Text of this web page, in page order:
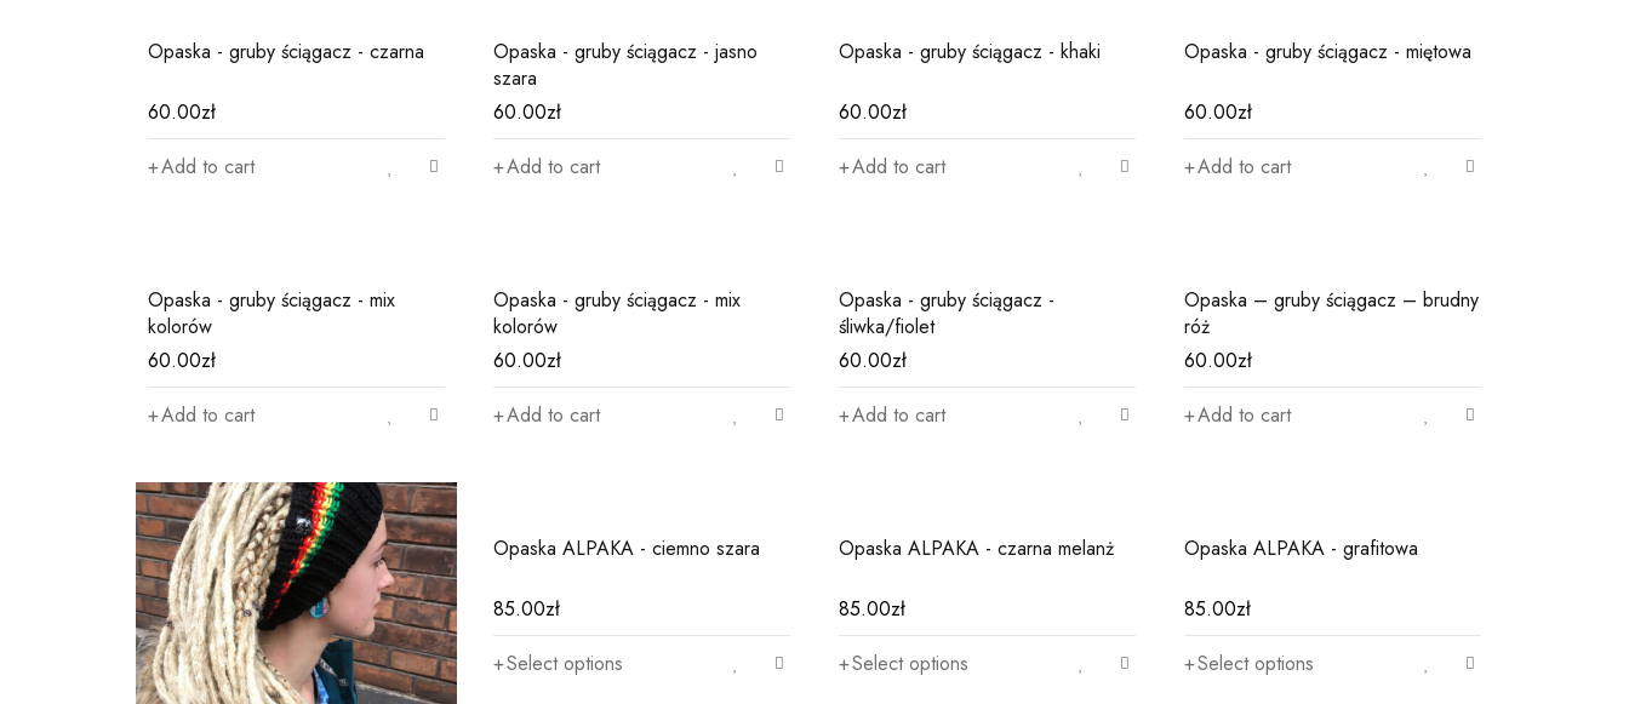
Opaska - gruby ściągacz - czarna
60.00zł
Add to cart
Opaska - gruby ściągacz - jasno
szara
60.00zł
Add to cart
Opaska - gruby ściągacz - khaki
60.00zł
Add to cart
Opaska - gruby ściągacz - miętowa
60.00zł
Add to cart
Opaska - gruby ściągacz - mix
kolorów
60.00zł
Add to cart
Opaska - gruby ściągacz - mix
kolorów
60.00zł
Add to cart
Opaska - gruby ściągacz -
śliwka/fiolet
60.00zł
Add to cart
Opaska – gruby ściągacz – brudny
róż
60.00zł
Add to cart
Opaska ALPAKA - ciemno szara
85.00zł
Select options
Opaska ALPAKA - czarna melanż
85.00zł
Select options
Opaska ALPAKA - grafitowa
85.00zł
Select options